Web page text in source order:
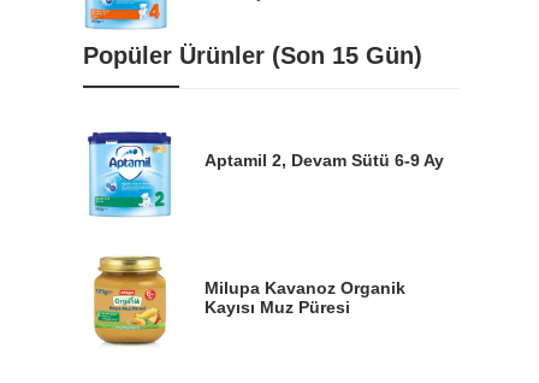
Popüler Ürünler (Son 15 Gün)
Aptamil 2, Devam Sütü 6-9 Ay
Milupa Kavanoz Organik
Kayısı Muz Püresi